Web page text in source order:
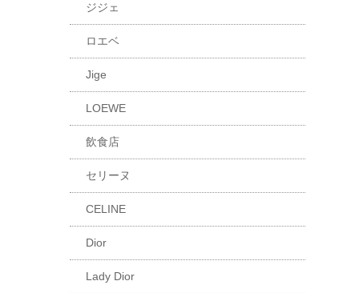
ジジェ
ロエベ
Jige
LOEWE
飲食店
セリーヌ
CELINE
Dior
Lady Dior